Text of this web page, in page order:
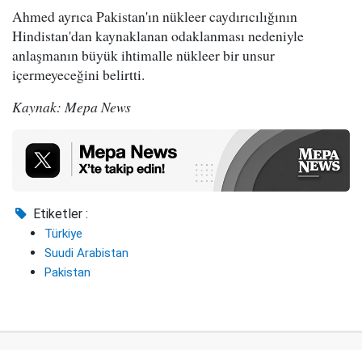
Ahmed ayrıca Pakistan'ın nükleer caydırıcılığının
Hindistan'dan kaynaklanan odaklanması nedeniyle
anlaşmanın büyük ihtimalle nükleer bir unsur
içermeyeceğini belirtti.
Kaynak: Mepa News
Etiketler :
Türkiye
Suudi Arabistan
Pakistan